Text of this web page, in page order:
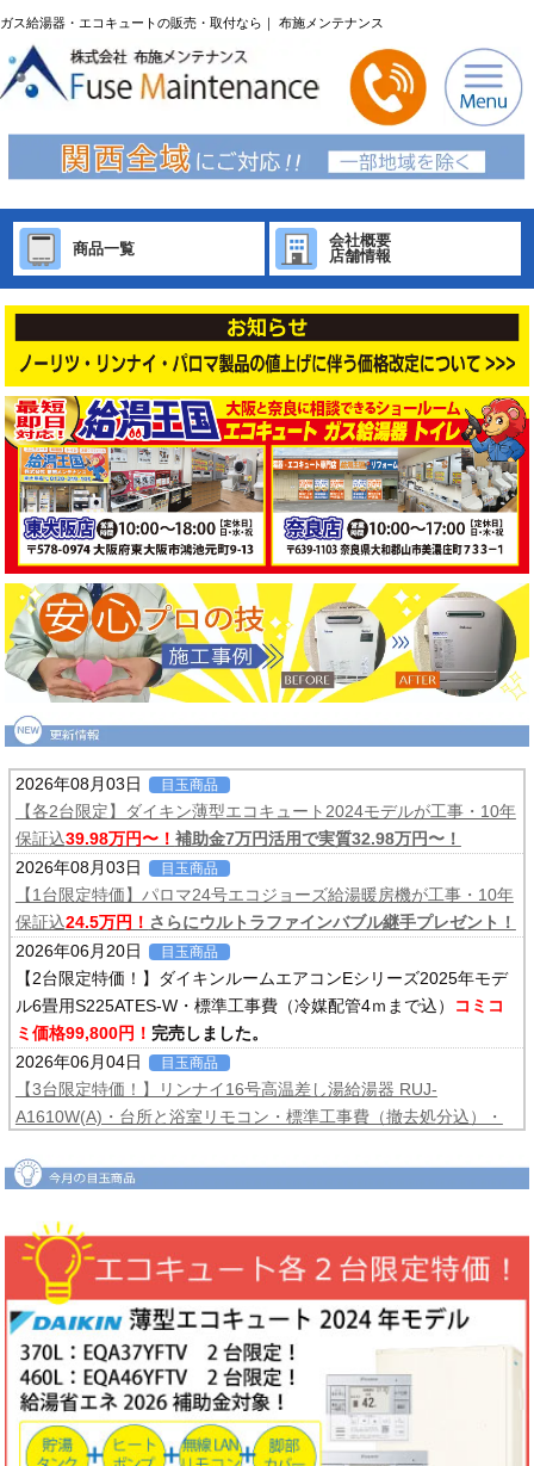
ガス給湯器・エコキュートの販売・取付なら｜ 布施メンテナンス
商品一覧
会社概要
店舗情報
2026年08月03日 目玉商品
【各2台限定】ダイキン薄型エコキュート2024モデルが工事・10年
保証込39.98万円〜！ 補助金7万円活用で実質32.98万円〜！
2026年08月03日
目玉商品
【1台限定特価】パロマ24号エコジョーズ給湯暖房機が工事・10年
保証込24.5万円！ さらにウルトラファインバブル継手プレゼント！
2026年06月20日
目玉商品
【2台限定特価！】ダイキンルームエアコンEシリーズ2025年モデ
ル6畳用S225ATES-W・標準工事費（冷媒配管4ｍまで込）
コミコ
ミ価格99,800円！ 完売しました。
2026年06月04日
目玉商品
【3台限定特価！】リンナイ16号高温差し湯給湯器 RUJ-
A1610W(A)・台所と浴室リモコン・標準工事費（撤去処分込）・
2026年06月04日
デル6畳用S225ATCS-W・標準工事費（冷媒配管4ｍまで込）商品5
年保証付きコミコミ価格128,000円！
2026年06月02日
キャンペーン
ノーリツでおトクに買替え！ノーリツ対象製品の購入・設置・アプ
リ接続で
現金最大35,000円
がもれなくもらえるキャッシュバックキ
ャンペーン2026第2弾。キャンペーン期間：2026年6月1日～12月
18日まで
2026年06月02日
目玉商品
【1台限定特価！】三菱ルームエアコン霧ヶ峰GVシリーズ10畳用